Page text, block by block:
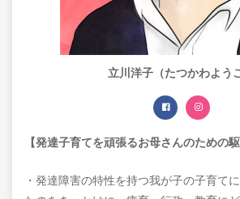
立川洋子（たつかわよう
【発達子育てを頑張るお母さんのための
・発達障害の特性を持つ我が子の子育て